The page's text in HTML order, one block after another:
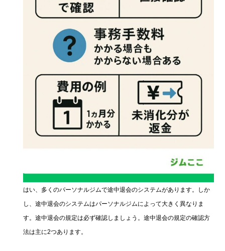
はい、多くのパーソナルジムで途中退会のシステムがあります。しか
し、途中退会のシステムはパーソナルジムによって大きく異なりま
す。途中退会の規定は必ず確認しましょう。途中退会の規定の確認方
法は主に2つあります。